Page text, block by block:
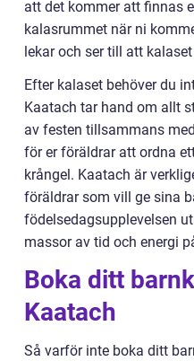
att det kommer att finnas
kalasrummet när ni
lekar och ser till att
Efter kalaset behöver du
Kaatach tar hand om allt
av festen tillsammans
för er föräldrar att ordna
krångel. Kaatach är
föräldrar som vill ge sina
födelsedagsupplevelsen
massor av tid och energi
Boka ditt
Kaatach
Så varför inte boka ditt